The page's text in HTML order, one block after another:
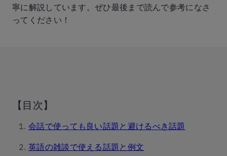
寧に解説しています。ぜひ最後まで読んで参考になさ
ってください！
【目次】
会話で使っても良い話題と避けるべき話題
英語の雑談で使える話題と例文